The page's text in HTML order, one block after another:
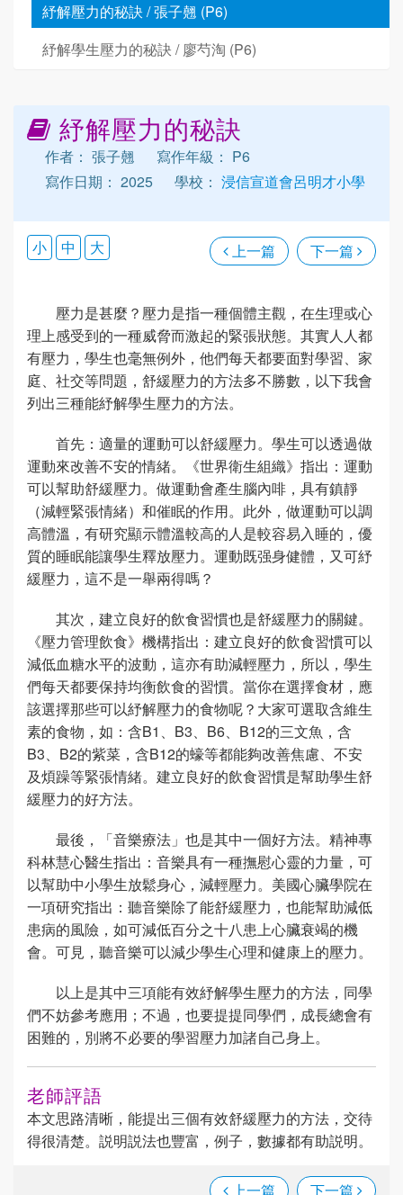
紓解壓力的秘訣 / 張子翹 (P6)
紓解學生壓力的秘訣 / 廖芍淘 (P6)
紓解壓力的秘訣
作者： 張子翹
寫作年級： P6
寫作日期： 2025
學校： 浸信宣道會呂明才小學
上一篇 下一篇
小 中 大
壓力是甚麼？壓力是指一種個體主觀，在生理或心
理上感受到的一種威脅而激起的緊張狀態。其實人人都
有壓力，學生也毫無例外，他們每天都要面對學習、家
庭、社交等問題，舒緩壓力的方法多不勝數，以下我會
列出三種能紓解學生壓力的方法。
首先：適量的運動可以舒緩壓力。學生可以透過做
運動來改善不安的情緒。《世界衛生組織》指出：運動
可以幫助舒緩壓力。做運動會產生腦內啡，具有鎮靜
（減輕緊張情緒）和催眠的作用。此外，做運動可以調
高體溫，有研究顯示體溫較高的人是較容易入睡的，優
質的睡眠能讓學生釋放壓力。運動既强身健體，又可紓
緩壓力，這不是一舉兩得嗎？
其次，建立良好的飲食習慣也是舒緩壓力的關鍵。
《壓力管理飲食》機構指出：建立良好的飲食習慣可以
減低血糖水平的波動，這亦有助減輕壓力，所以，學生
們每天都要保持均衡飲食的習慣。當你在選擇食材，應
該選擇那些可以紓解壓力的食物呢？大家可選取含維生
素的食物，如：含B1、B3、B6、B12的三文魚，含
B3、B2的紫菜，含B12的蠔等都能夠改善焦慮、不安
及煩躁等緊張情緒。建立良好的飲食習慣是幫助學生舒
緩壓力的好方法。
最後，「音樂療法」也是其中一個好方法。精神專
科林慧心醫生指出：音樂具有一種撫慰心靈的力量，可
以幫助中小學生放鬆身心，減輕壓力。美國心臟學院在
一項研究指出：聽音樂除了能舒緩壓力，也能幫助減低
患病的風險，如可減低百分之十八患上心臟衰竭的機
會。可見，聽音樂可以減少學生心理和健康上的壓力。
以上是其中三項能有效紓解學生壓力的方法，同學
們不妨參考應用；不過，也要提提同學們，成長總會有
困難的，別將不必要的學習壓力加諸自己身上。
老師評語
本文思路清晰，能提出三個有效舒緩壓力的方法，交待
得很清楚。説明説法也豐富，例子，數據都有助説明。
上一篇 下一篇